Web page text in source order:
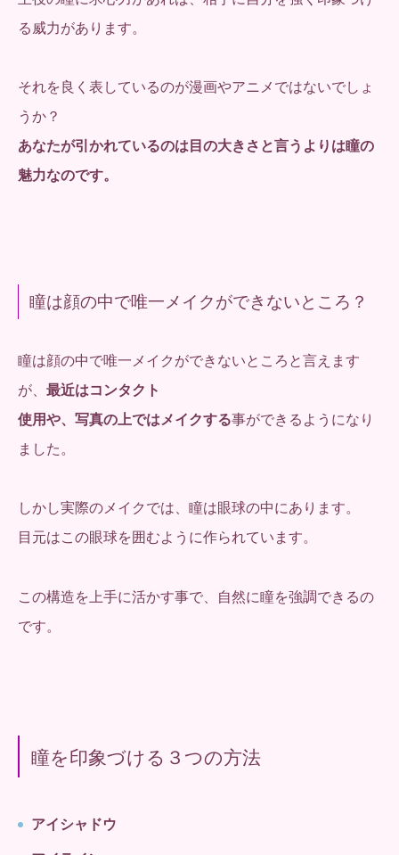
る威力があります。
それを良く表しているのが漫画やアニメではないでしょ
うか？
あなたが引かれているのは目の大きさと言うよりは瞳の
魅力なのです。
瞳は顔の中で唯一メイクができないところ？
瞳は顔の中で唯一メイクができないところと言えます
が、 最近はコンタクト
使用や、写真の上ではメイクする事ができるようになり
ました。
しかし実際のメイクでは、瞳は眼球の中にあります。
目元はこの眼球を囲むように作られています。
この構造を上手に活かす事で、自然に瞳を強調できるの
です。
瞳を印象づける３つの方法
アイシャドウ